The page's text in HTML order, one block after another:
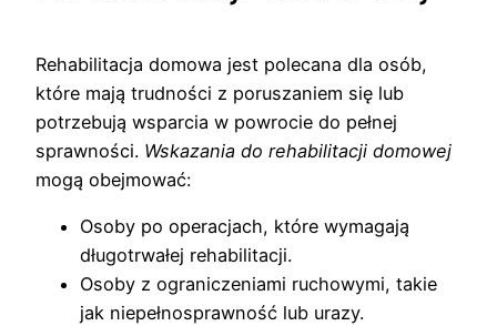
Rehabilitacja domowa jest polecana dla osób,
które mają trudności z poruszaniem się lub
potrzebują wsparcia w powrocie do pełnej
sprawności. Wskazania do rehabilitacji domowej
mogą obejmować:
Osoby po operacjach, które wymagają
długotrwałej rehabilitacji.
Osoby z ograniczeniami ruchowymi, takie
jak niepełnosprawność lub urazy.